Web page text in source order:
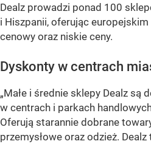
Dealz prowadzi ponad 100
i Hiszpanii, oferując
cenowy oraz niskie ceny.
Dyskonty w centrach
„Małe i średnie sklepy Dealz są
w centrach i parkach
Oferują starannie dobrane
przemysłowe oraz odzież.